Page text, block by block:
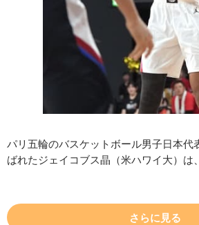
パリ五輪のバスケットボール男子日本代
ばれたジェイコブス晶（米ハワイ大）
さらに見る